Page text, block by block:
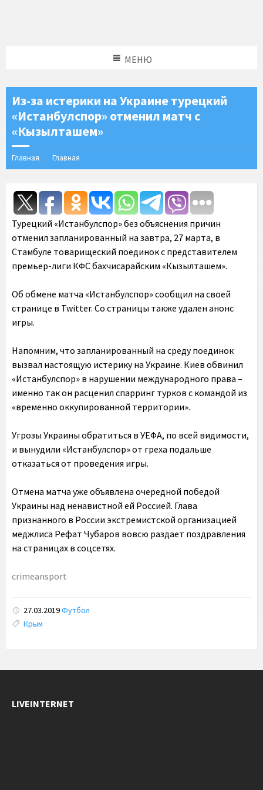
МЕНЮ
Из-за истерики на Украине турецкий
«Истанбулспор» отменил матч с
«Кызылташем»
Главная Главная
Турецкий «Истанбулспор» без объяснения причин
отменил запланированный на завтра, 27 марта, в
Стамбуле товарищеский поединок с представителем
премьер-лиги КФС бахчисарайским «Кызылташем».
Об обмене матча «Истанбулспор» сообщил на своей
странице в Twitter. Со страницы также удален анонс
игры.
Напомним, что запланированный на среду поединок
вызвал настоящую истерику на Украине. Киев обвинил
«Истанбулспор» в нарушении международного права –
именно так он расценил спарринг турков с командой из
«временно оккупированной территории».
Угрозы Украины обратиться в УЕФА, по всей видимости,
и вынудили «Истанбулспор» от греха подальше
отказаться от проведения игры.
Отмена матча уже объявлена очередной победой
Украины над ненавистной ей Россией. Глава
признанного в России экстремистской организацией
меджлиса Рефат Чубаров вовсю раздает поздравления
на страницах в соцсетях.
crimeansport
27.03.2019Футбол
Tags:
Крым
LIVEINTERNET